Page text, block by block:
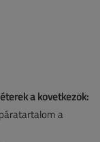
a következők:
a